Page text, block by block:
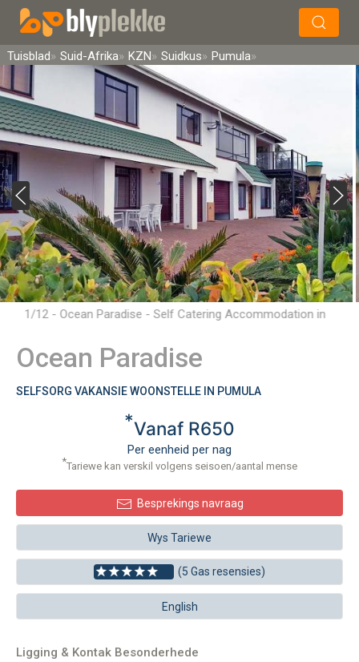
Soek
Tuisblad Suid-Afrika KZN Suidkus Pumula
1/12 - Ocean Paradise - Self Catering Accommodation in
Ocean Paradise
SELFSORG VAKANSIE WOONSTELLE IN PUMULA
*Vanaf R650
Per eenheid per nag
*Tariewe kan verskil volgens seisoen/aantal mense
Besprekings navraag
Wys Tariewe
(5 Gas resensies)
English
Ligging & Kontak Besonderhede